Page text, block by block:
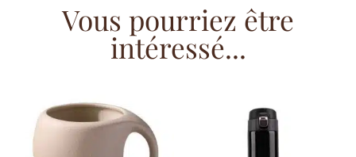
Vous pourriez être
intéressé...